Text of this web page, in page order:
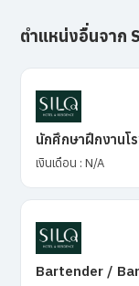
ตำแหน่งอื่นจาก
นักศึกษาฝึกงานโ
เงินเดือน : N/A
Bartender /